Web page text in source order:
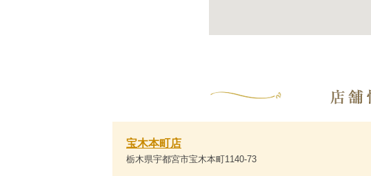
宝木本町店
栃木県宇都宮市宝木本町1140-73